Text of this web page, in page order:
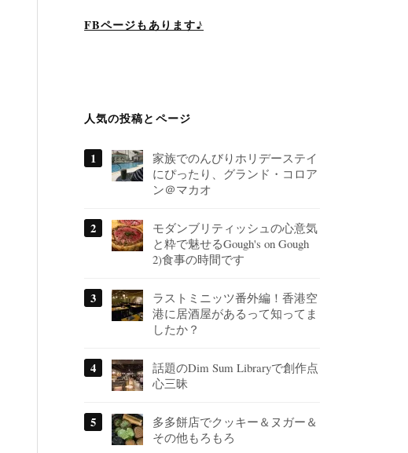
FBページもあります♪
人気の投稿とページ
家族でのんびりホリデーステイ
にぴったり、グランド・コロア
ン＠マカオ
モダンブリティッシュの心意気
と粋で魅せるGough's on Gough
2)食事の時間です
ラストミニッツ番外編！香港空
港に居酒屋があるって知ってま
したか？
話題のDim Sum Libraryで創作点
心三昧
多多餅店でクッキー＆ヌガー＆
その他もろもろ